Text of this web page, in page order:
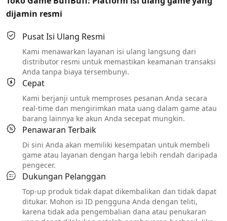
dijamin resmi
Pusat Isi Ulang Resmi
Kami menawarkan layanan isi ulang langsung dari
distributor resmi untuk memastikan keamanan transaksi
Anda tanpa biaya tersembunyi.
Cepat
Kami berjanji untuk memproses pesanan Anda secara
real-time dan mengirimkan mata uang dalam game atau
barang lainnya ke akun Anda secepat mungkin.
Penawaran Terbaik
Di sini Anda akan memiliki kesempatan untuk membeli
game atau layanan dengan harga lebih rendah daripada
pengecer.
Dukungan Pelanggan
Top-up produk tidak dapat dikembalikan dan tidak dapat
ditukar. Mohon isi ID pengguna Anda dengan teliti,
karena tidak ada pengembalian dana atau penukaran